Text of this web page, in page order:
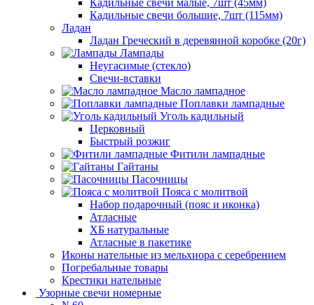
Кадильные свечи малые, 7шт (45мм)
Кадильные свечи большие, 7шт (115мм)
Ладан
Ладан Греческий в деревянной коробке (20г)
Лампады
Неугасимые (стекло)
Свечи-вставки
Масло лампадное
Поплавки лампадные
Уголь кадильный
Церковный
Быстрый розжиг
Фитили лампадные
Гайтаны
Пасочницы
Пояса с молитвой
Набор подарочный (пояс и иконка)
Атласные
ХБ натуральные
Атласные в пакетике
Иконы нательные из мельхиора с серебрением
Погребальные товары
Крестики нательные
Узорные свечи номерные